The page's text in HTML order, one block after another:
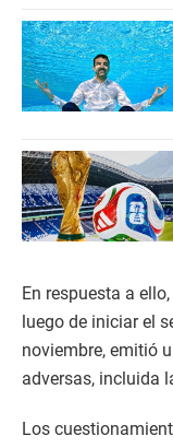
En respuesta a
luego de iniciar el
noviembre, emitió
adversas, incluida
Los